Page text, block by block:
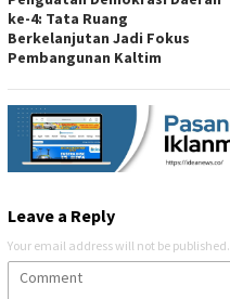
ke-4: Tata Ruang
Berkelanjutan Jadi Fokus
Pembangunan Kaltim
Leave a Reply
Your email address will not be published.